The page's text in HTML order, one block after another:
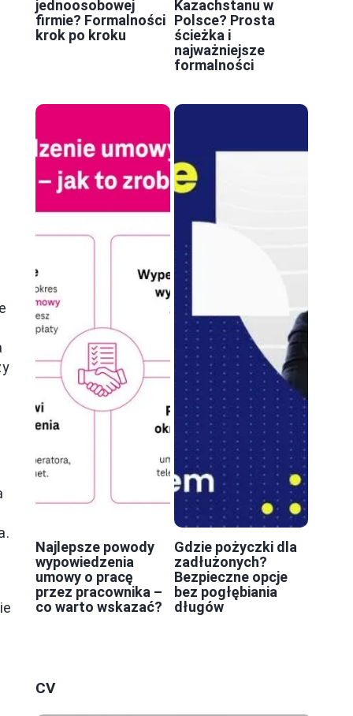
jednoosobowej
firmie? Formalności
krok po kroku
Kazachstanu w
Polsce? Prosta
ścieżka i
najważniejsze
formalności
Najlepsze powody
wypowiedzenia
umowy o pracę
przez pracownika –
co warto wskazać?
Gdzie pożyczki dla
zadłużonych?
Bezpieczne opcje
bez pogłębiania
długów
CV